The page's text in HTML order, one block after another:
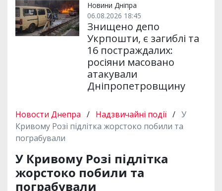
Новини Дніпра
06.08.2026 18:45
Знищено депо
Укрпошти, є загиблі та
16 постраждалих:
росіяни масовано
атакували
Дніпропетровщину
Новости Днепра / Надзвичайні події / У
Кривому Розі підлітка жорстоко побили та
пограбували
У Кривому Розі підлітка
жорстоко побили та
пограбували